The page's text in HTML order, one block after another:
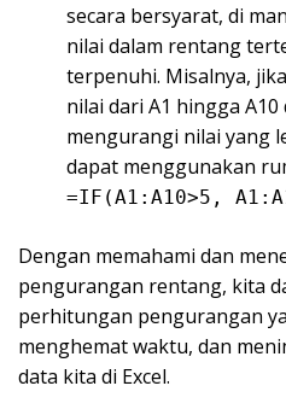
secara bersyarat, di
nilai dalam rentang
terpenuhi. Misalnya,
nilai dari A1 hingga
mengurangi nilai yang
dapat menggunakan
=IF(A1:A10>5,
Dengan memahami dan
pengurangan rentang, kita
perhitungan pengurangan
menghemat waktu, dan
data kita di Excel.